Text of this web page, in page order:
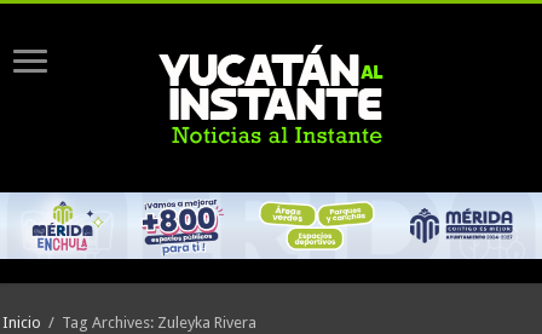
Inicio / Tag Archives: Zuleyka Rivera